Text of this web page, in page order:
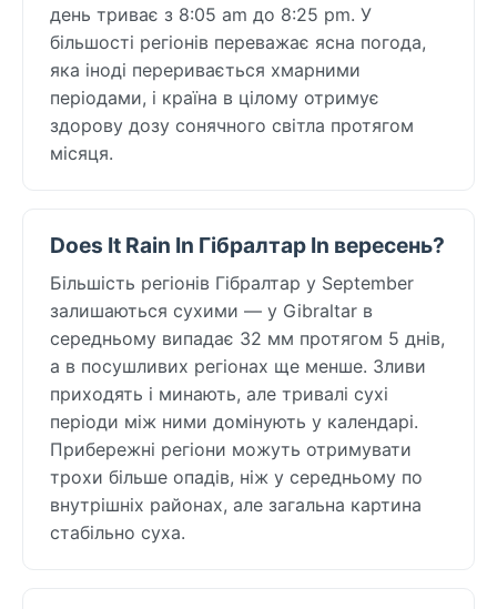
день триває з 8:05 am до 8:25 pm. У
більшості регіонів переважає ясна погода,
яка іноді переривається хмарними
періодами, і країна в цілому отримує
здорову дозу сонячного світла протягом
місяця.
Does It Rain In Гібралтар In вересень?
Більшість регіонів Гібралтар у September
залишаються сухими — у Gibraltar в
середньому випадає 32 мм протягом 5 днів,
а в посушливих регіонах ще менше. Зливи
приходять і минають, але тривалі сухі
періоди між ними домінують у календарі.
Прибережні регіони можуть отримувати
трохи більше опадів, ніж у середньому по
внутрішніх районах, але загальна картина
стабільно суха.